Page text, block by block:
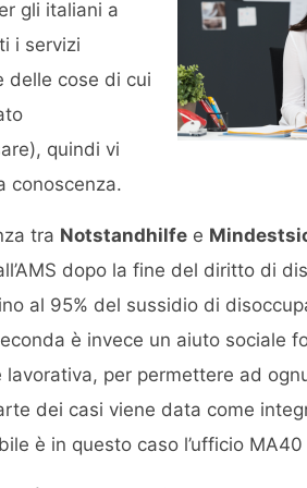
gli italiani a
i servizi
delle cose di cui
quindi vi
conoscenza.
tra Notstandhilfe e
dopo la fine del diritto di
al 95% del sussidio di
è invece un aiuto sociale
per permettere ad
dei casi viene data come
è in questo caso l’ufficio